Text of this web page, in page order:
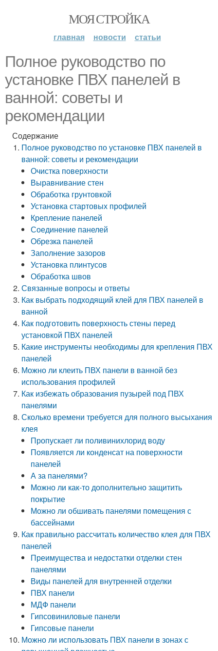
МОЯ СТРОЙКА
главная новости статьи
Полное руководство по
установке ПВХ панелей в
ванной: советы и
рекомендации
Содержание
Полное руководство по установке ПВХ панелей в
ванной: советы и рекомендации
Очистка поверхности
Выравнивание стен
Обработка грунтовкой
Установка стартовых профилей
Крепление панелей
Соединение панелей
Обрезка панелей
Заполнение зазоров
Установка плинтусов
Обработка швов
Связанные вопросы и ответы
Как выбрать подходящий клей для ПВХ панелей в
ванной
Как подготовить поверхность стены перед
установкой ПВХ панелей
Какие инструменты необходимы для крепления ПВХ
панелей
Можно ли клеить ПВХ панели в ванной без
использования профилей
Как избежать образования пузырей под ПВХ
панелями
Сколько времени требуется для полного высыхания
клея
Пропускает ли поливинихлорид воду
Появляется ли конденсат на поверхности
панелей
А за панелями?
Можно ли как-то дополнительно защитить
покрытие
Можно ли обшивать панелями помещения с
бассейнами
Как правильно рассчитать количество клея для ПВХ
панелей
Преимущества и недостатки отделки стен
панелями
Виды панелей для внутренней отделки
ПВХ панели
МДФ панели
Гипсовиниловые панели
Гипсовые панели
Можно ли использовать ПВХ панели в зонах с